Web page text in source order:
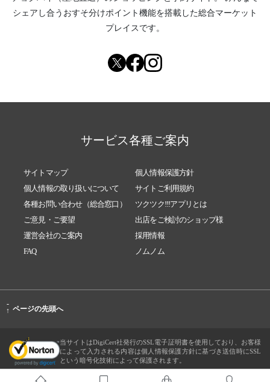
シェアし合う おすそ分けポイント機能を搭載した総合マーケット
プレイスです。
サービス各種ご案内
サイトマップ
個人情報保護方針
個人情報の取り扱いについて
サイトご利用規約
各種お問い合わせ（総合窓口）
ツクツク!!!アプリとは
ご意見・ご要望
出店をご検討のショップ様
運営会社のご案内
採用情報
FAQ
ノムノム
-
↑ ページの先頭へ
当サイトはDigiCert社発行のSSL電子証明書を使用しており、お客様
によって入力される内容は個人情報保護方針に基づき送信時にSSL
という暗号化技術によって保護されます。